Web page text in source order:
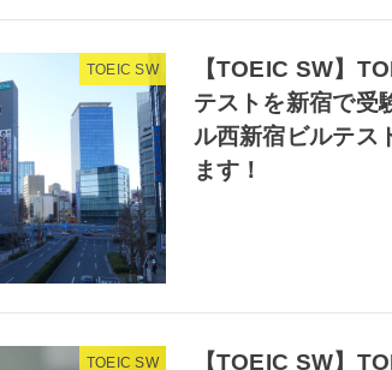
TOEIC SW
【TOEIC SW】
テストを新宿で受
ル西新宿ビルテス
ます！
TOEIC SW
【TOEIC SW】